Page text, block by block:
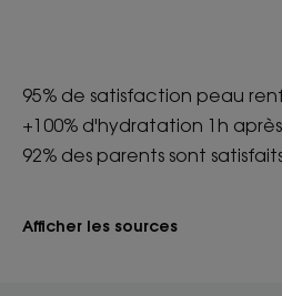
95% de satisfaction peau
+100% d'hydratation 1h
92% des parents sont
Afficher les sources